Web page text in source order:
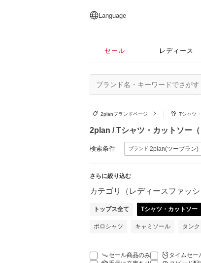
日本語
English
简体中文
繁體中文
Language
セール レディース
2planブランドページ Tシャツ
2plan / Tシャツ・カットソー
検索条件 ブランド 2plan(ツープラン)
さらに絞り込む
カテゴリ（レディースファッシ
トップス全て Tシャツ・カットソー
ポロシャツ キャミソール タン
セール商品のみ タイムセー